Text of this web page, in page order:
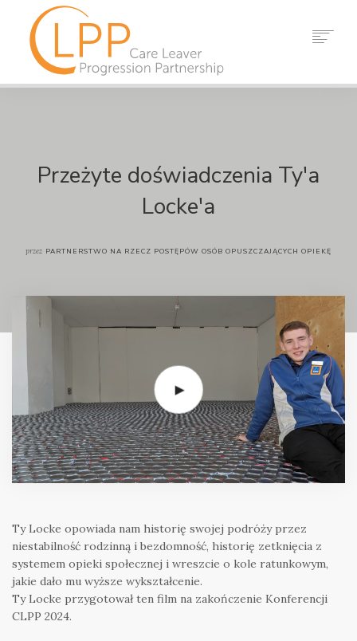
ZASOBYPrzeżyte doświadczenia Ty'a
Locke'a
przez PARTNERSTWO NA RZECZ POSTĘPÓW OSÓB OPUSZCZAJĄCYCH OPIEKĘ
Ty Locke opowiada nam historię swojej podróży przez
niestabilność rodzinną i bezdomność, historię zetknięcia z
systemem opieki społecznej i wreszcie o kole ratunkowym,
jakie dało mu wyższe wykształcenie.
Ty Locke przygotował ten film na zakończenie Konferencji
CLPP 2024.